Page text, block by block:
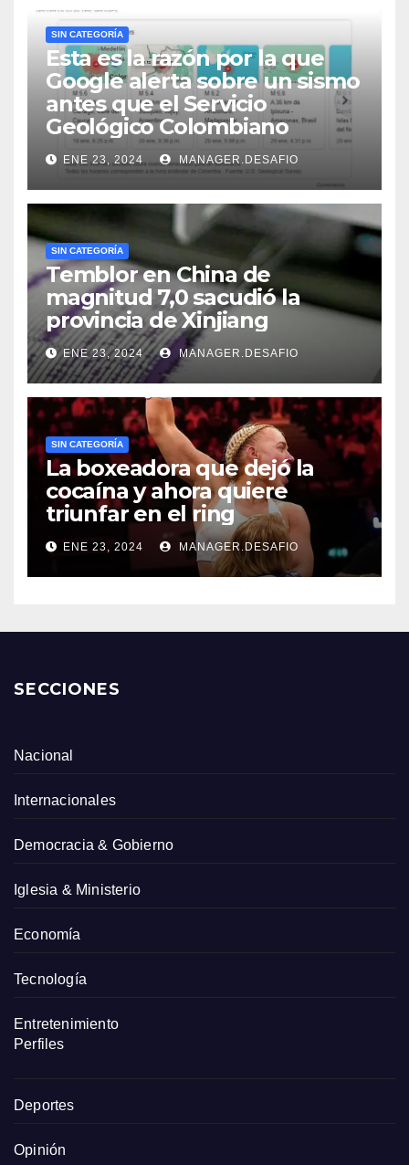
SIN CATEGORÍA
Esta es la razón por la que
Google alerta sobre un sismo
antes que el Servicio
Geológico Colombiano
ENE 23, 2024 MANAGER.DESAFIO
SIN CATEGORÍA
Temblor en China de
magnitud 7,0 sacudió la
provincia de Xinjiang
ENE 23, 2024 MANAGER.DESAFIO
SIN CATEGORÍA
La boxeadora que dejó la
cocaína y ahora quiere
triunfar en el ring​
ENE 23, 2024 MANAGER.DESAFIO
SECCIONES
Nacional
Internacionales
Democracia & Gobierno
Iglesia & Ministerio
Economía
Tecnología
Entretenimiento
Perfiles
Deportes
Opinión